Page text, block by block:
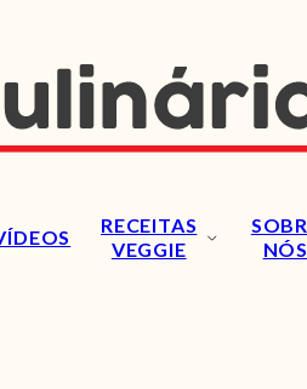
RECEITAS
VEGGIE
NÓS